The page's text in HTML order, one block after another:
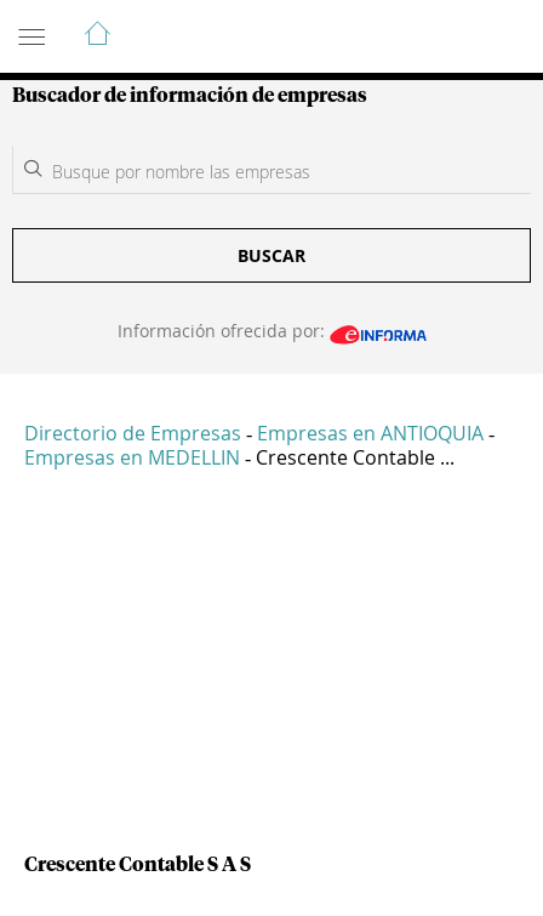
Guía de Empresas Colombianas
Buscador de información de empresas
BUSCAR
Información ofrecida por:
Directorio de Empresas - Empresas en ANTIOQUIA -
Empresas en MEDELLIN - Crescente Contable ...
Crescente Contable S A S